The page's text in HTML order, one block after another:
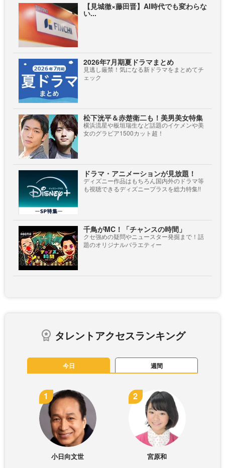
【見城徹×藤田晋】AI時代でも変わらな
い...
2026年7月期夏ドラマまとめ
見逃し厳禁！気になる新ドラマをまとめてチ
ェック
松下洸平＆赤楚衛二も！美男美女特集
横浜流星や板垣瑞生など話題のイケメンや美
女のグラビア1500カット超！
ドラマ・アニメーションが見放題！
ディズニー作品はもちろん国内外のドラマ等
も視聴できるディズニープラスを総力特集!!
千鳥がMC！「チャンスの時間」
クセ強めの疑問やニュースター発掘まで！話
題のオリジナルバラエティー
タレントアクセスランキング
今日 週間
小日向文世 宮原和